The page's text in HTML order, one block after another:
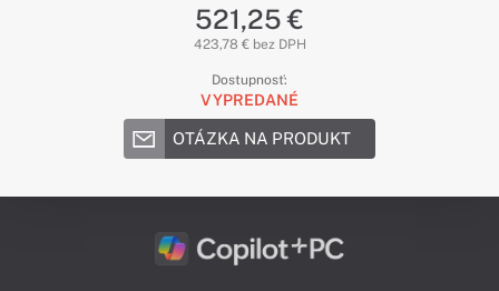
521,25 €
423,78 € bez DPH
Dostupnosť:
VYPREDANÉ
OTÁZKA NA PRODUKT